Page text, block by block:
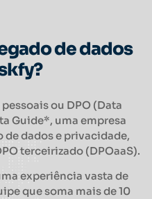
de dados
ou DPO (Data
Guide*, uma empresa
de dados e privacidade,
terceirizado (DPOaaS).
experiência vasta de
que soma mais de 10